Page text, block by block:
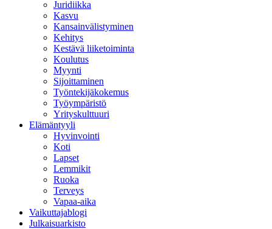
Juridiikka
Kasvu
Kansainvälistyminen
Kehitys
Kestävä liiketoiminta
Koulutus
Myynti
Sijoittaminen
Työntekijäkokemus
Työympäristö
Yrityskulttuuri
Elämäntyyli
Hyvinvointi
Koti
Lapset
Lemmikit
Ruoka
Terveys
Vapaa-aika
Vaikuttajablogi
Julkaisuarkisto